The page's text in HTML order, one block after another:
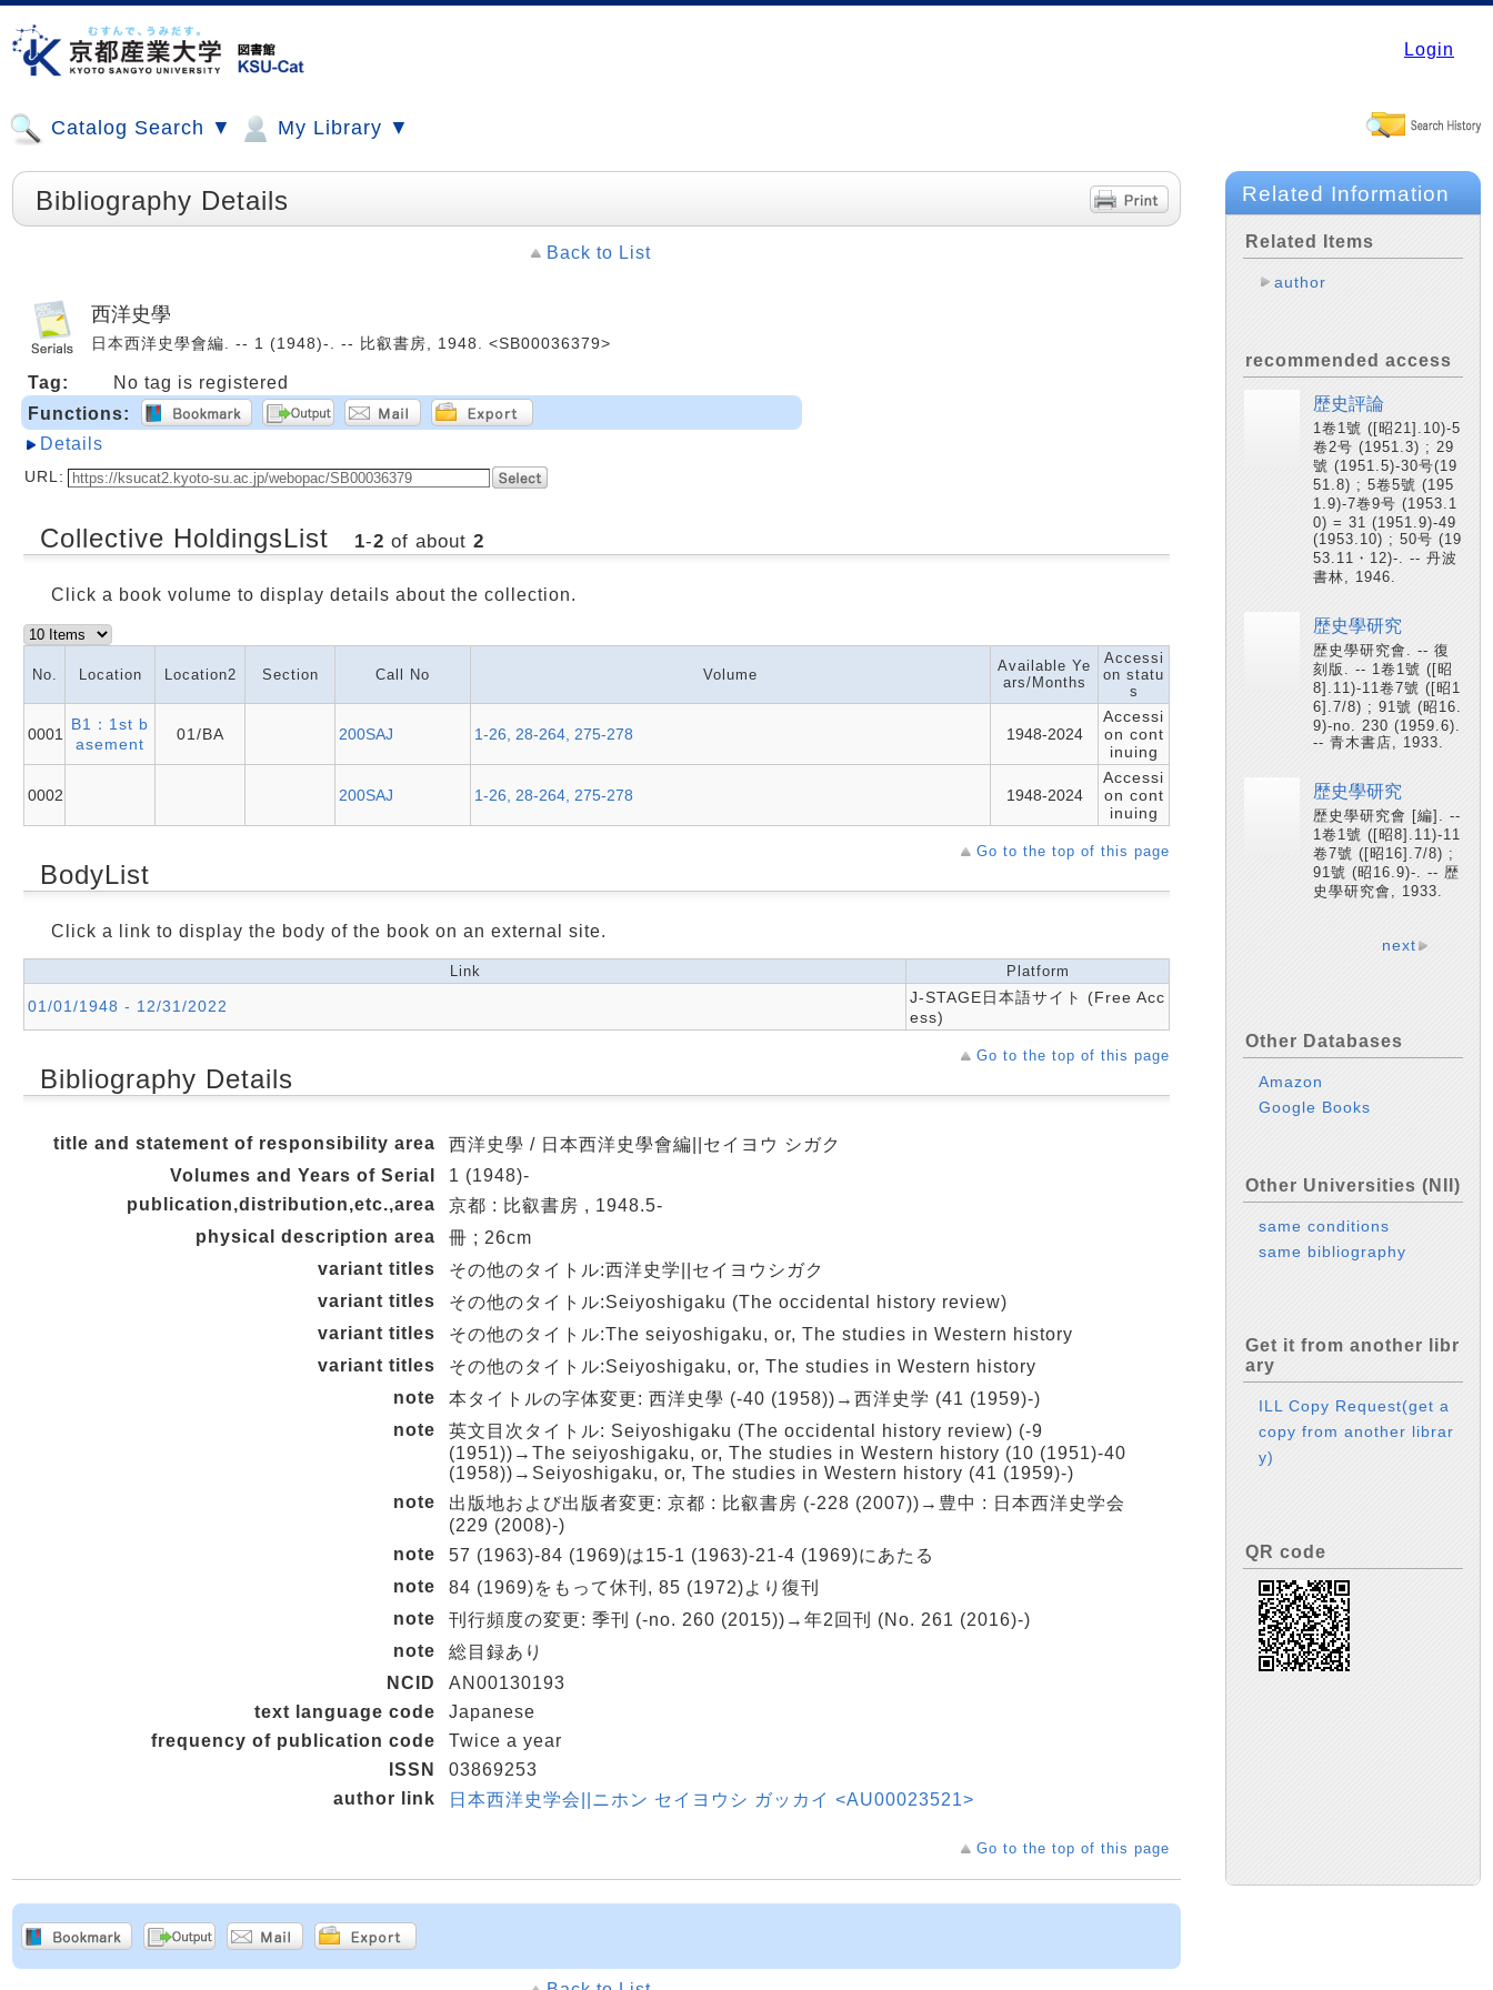
Login
Catalog Search ▼ My Library ▼
Bibliography Details
Back to List
西洋史學
日本西洋史學會編. -- 1 (1948)-. -- 比叡書房, 1948. <SB00036379>
Tag:
No tag is registered
Functions:
Details
URL:
Collective HoldingsList 1-2 of about 2
Click a book volume to display details about the collection.
No. Location Location2 Section Call No Volume
Available Ye
ars/Months
Accessi
on statu
s
0001
B1：1st b
asement
01/BA 200SAJ 1-26, 28-264, 275-278 1948-2024
Accessi
on cont
inuing
0002 200SAJ 1-26, 28-264, 275-278 1948-2024
Accessi
on cont
inuing
Go to the top of this page
BodyList
Click a link to display the body of the book on an external site.
Link Platform
01/01/1948 - 12/31/2022
J-STAGE日本語サイト (Free Acc
ess)
Go to the top of this page
Bibliography Details
title and statement of responsibility area
西洋史學 / 日本西洋史學會編||セイヨウ シガク
Volumes and Years of Serial
1 (1948)-
publication,distribution,etc.,area
京都 : 比叡書房 , 1948.5-
physical description area
冊 ; 26cm
variant titles
その他のタイトル:西洋史学||セイヨウシガク
variant titles
その他のタイトル:Seiyoshigaku (The occidental history review)
variant titles
その他のタイトル:The seiyoshigaku, or, The studies in Western history
variant titles
その他のタイトル:Seiyoshigaku, or, The studies in Western history
note
本タイトルの字体変更: 西洋史學 (-40 (1958))→西洋史学 (41 (1959)-)
note
英文目次タイトル: Seiyoshigaku (The occidental history review) (-9
(1951))→The seiyoshigaku, or, The studies in Western history (10 (1951)-40
(1958))→Seiyoshigaku, or, The studies in Western history (41 (1959)-)
note
出版地および出版者変更: 京都 : 比叡書房 (-228 (2007))→豊中 : 日本西洋史学会
(229 (2008)-)
note
57 (1963)-84 (1969)は15-1 (1963)-21-4 (1969)にあたる
note
84 (1969)をもって休刊, 85 (1972)より復刊
note
刊行頻度の変更: 季刊 (-no. 260 (2015))→年2回刊 (No. 261 (2016)-)
note
総目録あり
NCID
AN00130193
text language code
Japanese
frequency of publication code
Twice a year
ISSN
03869253
author link
日本西洋史学会||ニホン セイヨウシ ガッカイ <AU00023521>
Go to the top of this page
Related Information
Related Items
author
recommended access
歴史評論
1卷1號 ([昭21].10)-5
卷2号 (1951.3) ; 29
號 (1951.5)-30号(19
51.8) ; 5卷5號 (195
1.9)-7巻9号 (1953.1
0) = 31 (1951.9)-49
(1953.10) ; 50号 (19
53.11・12)-. -- 丹波
書林, 1946.
歴史學研究
歴史學研究會. -- 復
刻版. -- 1卷1號 ([昭
8].11)-11卷7號 ([昭1
6].7/8) ; 91號 (昭16.
9)-no. 230 (1959.6).
-- 青木書店, 1933.
歴史學研究
歴史學研究會 [編]. --
1卷1號 ([昭8].11)-11
卷7號 ([昭16].7/8) ;
91號 (昭16.9)-. -- 歴
史學研究會, 1933.
next
Other Databases
Amazon
Google Books
Other Universities (NII)
same conditions
same bibliography
Get it from another libr
ary
ILL Copy Request(get a
copy from another librar
y)
QR code